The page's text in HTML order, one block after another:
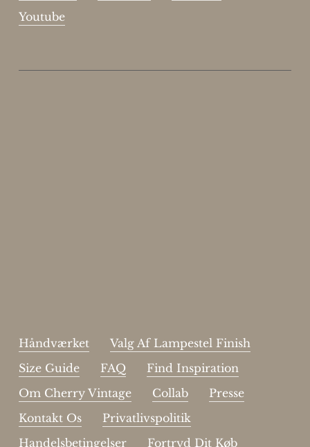
Youtube
Håndværket
Valg Af Lampestel Finish
Size Guide
FAQ
Find Inspiration
Om Cherry Vintage
Collab
Presse
Kontakt Os
Privatlivspolitik
Handelsbetingelser
Fortryd Dit Køb